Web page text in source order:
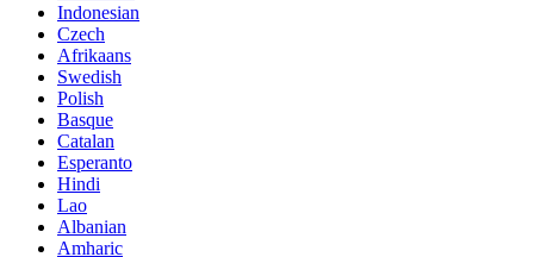
Indonesian
Czech
Afrikaans
Swedish
Polish
Basque
Catalan
Esperanto
Hindi
Lao
Albanian
Amharic